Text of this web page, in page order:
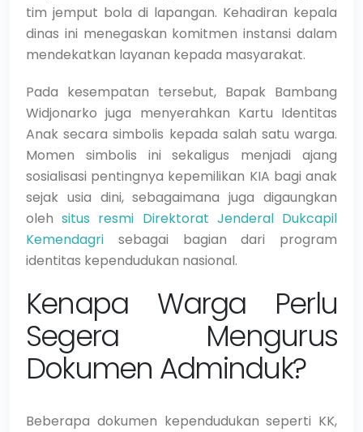
tim jemput bola di lapangan. Kehadiran kepala
dinas ini menegaskan komitmen instansi dalam
mendekatkan layanan kepada masyarakat.
Pada kesempatan tersebut, Bapak Bambang
Widjonarko juga menyerahkan Kartu Identitas
Anak secara simbolis kepada salah satu warga.
Momen simbolis ini sekaligus menjadi ajang
sosialisasi pentingnya kepemilikan KIA bagi anak
sejak usia dini, sebagaimana juga digaungkan
olehsitus resmi Direktorat Jenderal Dukcapil
Kemendagri sebagai bagian dari program
identitas kependudukan nasional.
Kenapa Warga Perlu
Segera Mengurus
Dokumen Adminduk?
Beberapa dokumen kependudukan seperti KK,